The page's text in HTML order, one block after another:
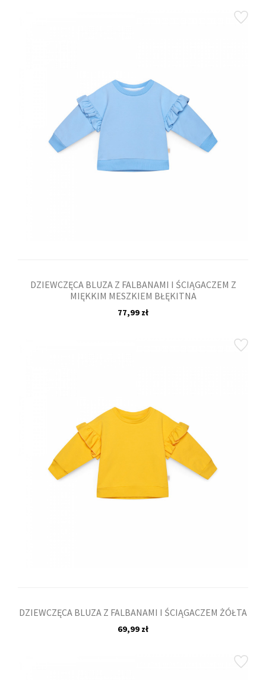
DZIEWCZĘCA BLUZA Z FALBANAMI I ŚCIĄGACZEM Z
MIĘKKIM MESZKIEM BŁĘKITNA
77,99 zł
DZIEWCZĘCA BLUZA Z FALBANAMI I ŚCIĄGACZEM ŻÓŁTA
69,99 zł